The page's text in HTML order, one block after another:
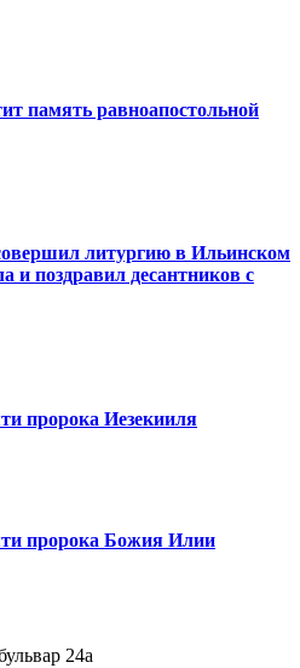
память равноапостольной
литургию в Ильинском
и поздравил десантников с
пророка Иезекииля
пророка Божия Илии
24а